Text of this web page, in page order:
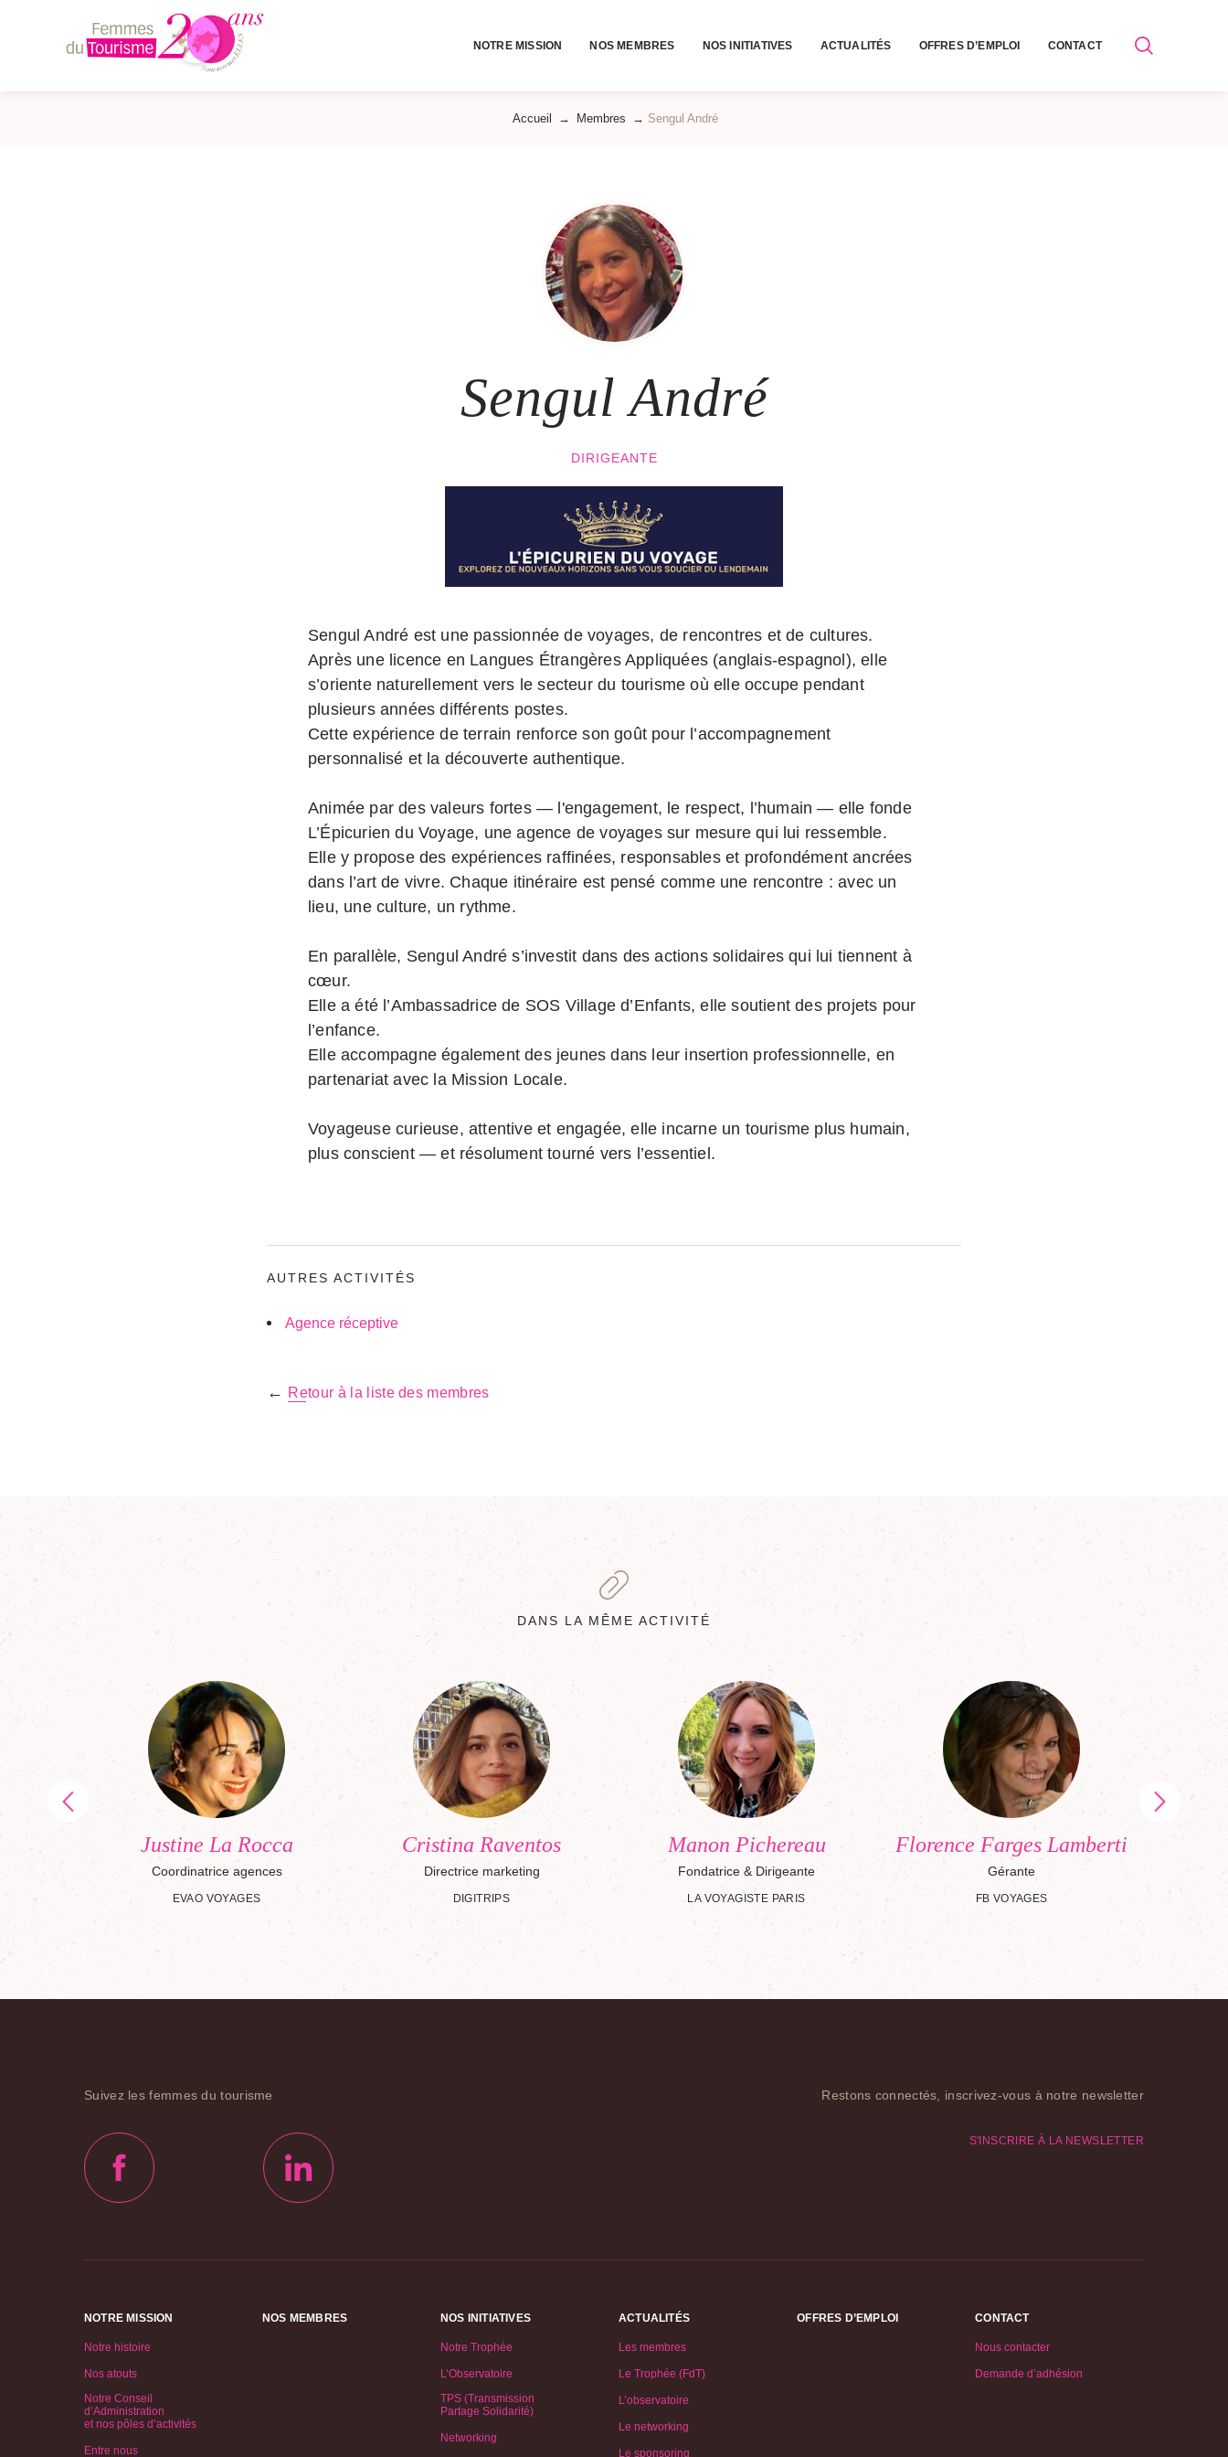
NOTRE MISSION NOS MEMBRES NOS INITIATIVES ACTUALITÉS OFFRES D’EMPLOI CONTACT
Accueil → Membres → Sengul André
Sengul André
DIRIGEANTE
Sengul André est une passionnée de voyages, de rencontres et de cultures.
Après une licence en Langues Étrangères Appliquées (anglais-espagnol), elle
s’oriente naturellement vers le secteur du tourisme où elle occupe pendant
plusieurs années différents postes.
Cette expérience de terrain renforce son goût pour l’accompagnement
personnalisé et la découverte authentique.
Animée par des valeurs fortes — l'engagement, le respect, l’humain — elle fonde
L’Épicurien du Voyage, une agence de voyages sur mesure qui lui ressemble.
Elle y propose des expériences raffinées, responsables et profondément ancrées
dans l’art de vivre. Chaque itinéraire est pensé comme une rencontre : avec un
lieu, une culture, un rythme.
En parallèle, Sengul André s’investit dans des actions solidaires qui lui tiennent à
cœur.
Elle a été l’Ambassadrice de SOS Village d’Enfants, elle soutient des projets pour
l’enfance.
Elle accompagne également des jeunes dans leur insertion professionnelle, en
partenariat avec la Mission Locale.
Voyageuse curieuse, attentive et engagée, elle incarne un tourisme plus humain,
plus conscient — et résolument tourné vers l’essentiel.
AUTRES ACTIVITÉS
Agence réceptive
← Retour à la liste des membres
DANS LA MÊME ACTIVITÉ
Justine La Rocca
Coordinatrice agences
EVAO VOYAGES
Cristina Raventos
Directrice marketing
DIGITRIPS
Manon Pichereau
Fondatrice & Dirigeante
LA VOYAGISTE PARIS
Florence Farges Lamberti
Gérante
FB VOYAGES
Suivez les femmes du tourisme Restons connectés, inscrivez-vous à notre newsletter
S'INSCRIRE À LA NEWSLETTER
NOTRE MISSION
Notre histoire
Nos atouts
Notre Conseil
d’Administration
et nos pôles d’activités
Entre nous
NOS MEMBRES NOS INITIATIVES
Notre Trophée
L’Observatoire
TPS (Transmission
Partage Solidarité)
Networking
ACTUALITÉS
Les membres
Le Trophée (FdT)
L’observatoire
Le networking
Le sponsoring
OFFRES D’EMPLOI CONTACT
Nous contacter
Demande d’adhésion